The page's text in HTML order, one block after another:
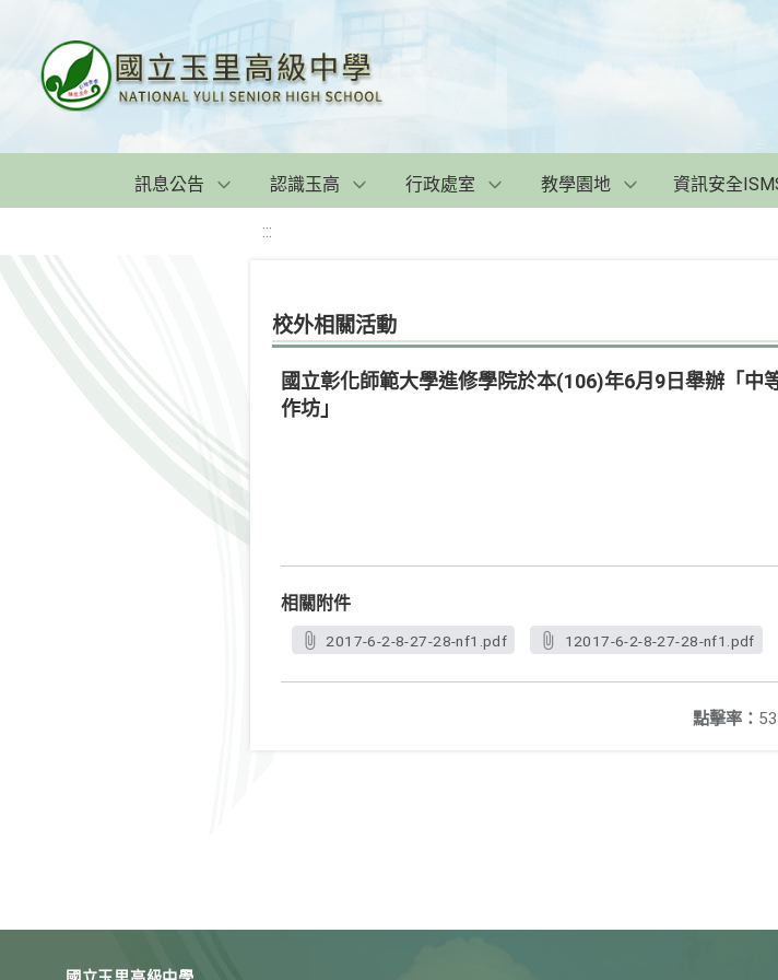
訊息公告 認識玉高 行政處室 教學園地 資訊安全
:::
校外相關活動
國立彰化師範大學進修學院於本(106)年6月9日舉辦「
作坊」
相關附件
2017-6-2-8-27-28-nf1.pdf 12017-6-2-8-27-28-nf1.pdf
點擊率：